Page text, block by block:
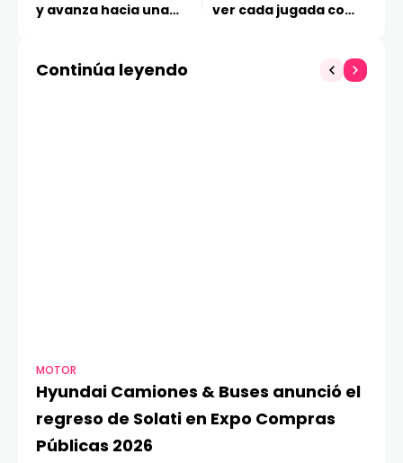
y avanza hacia una
ver cada jugada como
Continúa leyendo
MOTOR
Hyundai Camiones & Buses anunció el
regreso de Solati en Expo Compras
Públicas 2026